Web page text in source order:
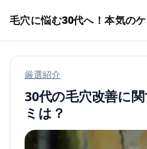
厳選紹介
30代の毛穴改善に
ミは？